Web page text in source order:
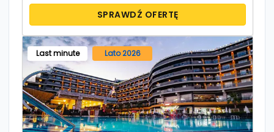
SPRAWDŹ OFERTĘ
Last minute Lato 2026